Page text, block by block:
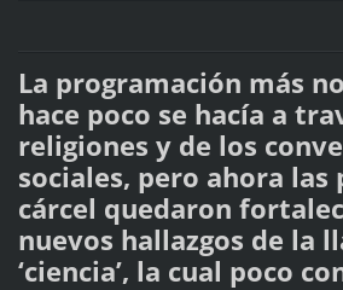
La programación más
hace poco se hacía a
religiones y de los
sociales, pero ahora las
cárcel quedaron
nuevos hallazgos de la
‘ciencia’, la cual poco